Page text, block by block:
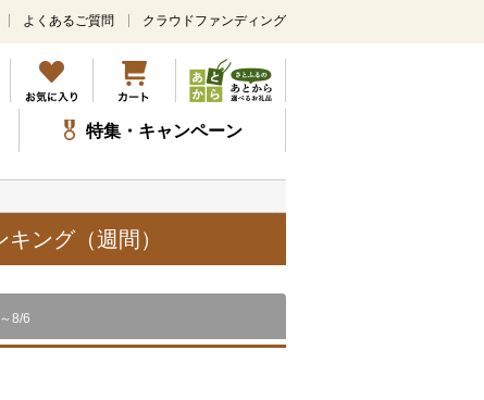
メ
ン
コ
ン
テ
ツ
キ
ッ
プ
よくあるご質問 クラウドファンディング
特集・キャンペーン
ング（週間）
8/6